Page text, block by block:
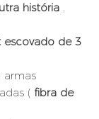
história .
de 3
armas
( fibra de